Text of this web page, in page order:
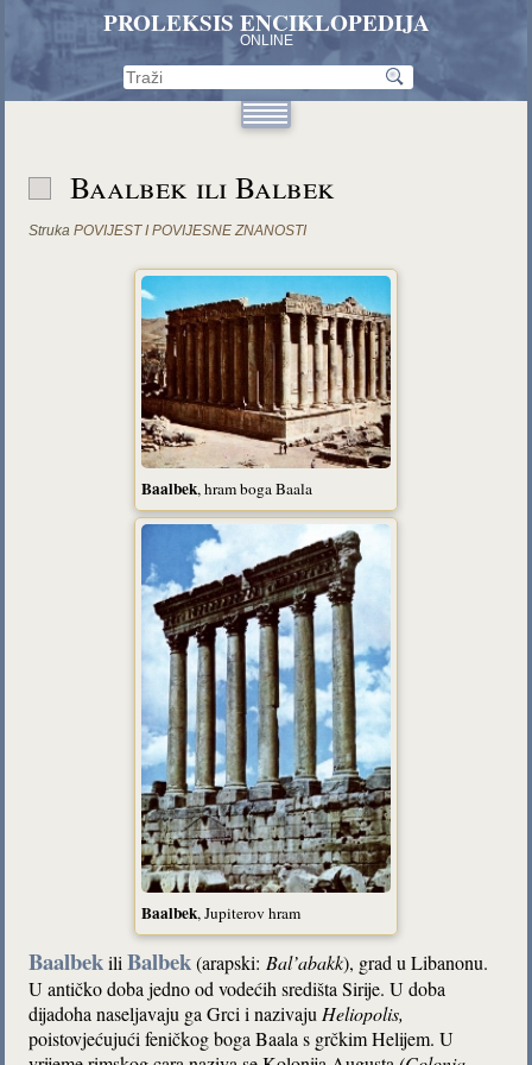
PROLEKSIS ENCIKLOPEDIJA
ONLINE
Baalbek ili Balbek
Struka POVIJEST I POVIJESNE ZNANOSTI
Baalbek, hram boga Baala
Baalbek, Jupiterov hram
BaalbekiliBalbek(arapski: Bal’abakk), grad u Libanonu.
U antičko doba jedno od vodećih središta Sirije. U doba
dijadoha naseljavaju ga Grci i nazivaju Heliopolis,
poistovjećujući feničkog boga Baala s grčkim Helijem. U